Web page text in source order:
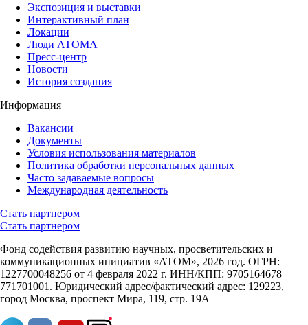
Экспозиция и выставки
Интерактивный план
Локации
Люди АТОМА
Пресс-центр
Новости
История создания
Информация
Вакансии
Документы
Условия использования материалов
Политика обработки персональных данных
Часто задаваемые вопросы
Международная деятельность
Стать партнером
Стать партнером
Фонд содействия развитию научных, просветительских и
коммуникационных инициатив «АТОМ», 2026 год. ОГРН:
1227700048256 от 4 февраля 2022 г. ИНН/КПП: 9705164678
771701001. Юридический адрес/фактический адрес: 129223,
город Москва, проспект Мира, 119, стр. 19А